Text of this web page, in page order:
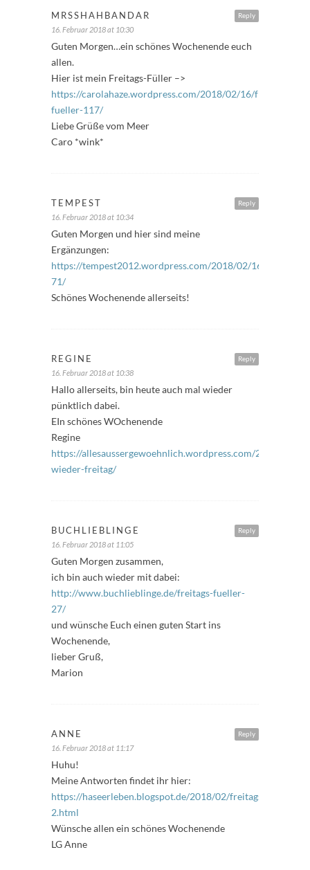
Reply
MRSSHAHBANDAR
16. Februar 2018 at 10:30
Guten Morgen…ein schönes Wochenende euch
allen.
Hier ist mein Freitags-Füller –>
https://carolahaze.wordpress.com/2018/02/16/freitags-
fueller-117/
Liebe Grüße vom Meer
Caro *wink*
Reply
TEMPEST
16. Februar 2018 at 10:34
Guten Morgen und hier sind meine
Ergänzungen:
https://tempest2012.wordpress.com/2018/02/16/
71/
Schönes Wochenende allerseits!
Reply
REGINE
16. Februar 2018 at 10:38
Hallo allerseits, bin heute auch mal wieder
pünktlich dabei.
EIn schönes WOchenende
Regine
https://allesaussergewoehnlich.wordpress.com/2018/02/
wieder-freitag/
Reply
BUCHLIEBLINGE
16. Februar 2018 at 11:05
Guten Morgen zusammen,
ich bin auch wieder mit dabei:
http://www.buchlieblinge.de/freitags-fueller-
27/
und wünsche Euch einen guten Start ins
Wochenende,
lieber Gruß,
Marion
Reply
ANNE
16. Februar 2018 at 11:17
Huhu!
Meine Antworten findet ihr hier:
https://haseerleben.blogspot.de/2018/02/freitagsfuller-
2.html
Wünsche allen ein schönes Wochenende
LG Anne